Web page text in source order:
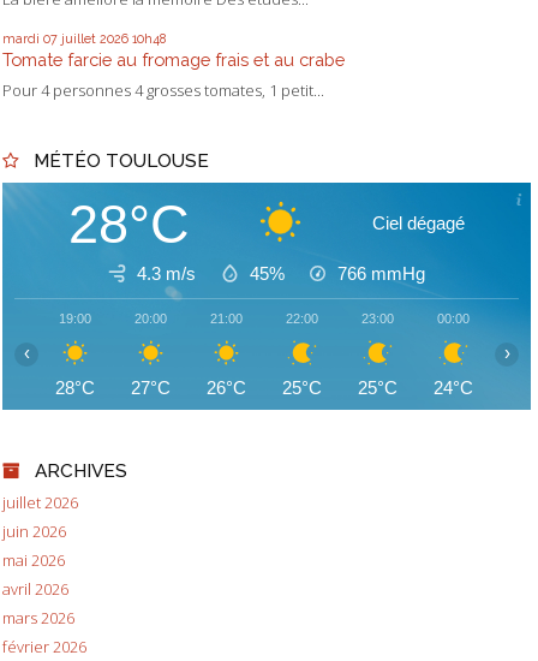
mardi 07 juillet 2026 10h48
Tomate farcie au fromage frais et au crabe
Pour 4 personnes 4 grosses tomates, 1 petit...
MÉTÉO TOULOUSE
28°C Ciel dégagé
4.3 m/s 45% 766 mmHg
19:00
28°C
20:00
27°C
21:00
26°C
22:00
25°C
23:00
25°C
00:00
24°C
‹ ›
ARCHIVES
juillet 2026
juin 2026
mai 2026
avril 2026
mars 2026
février 2026